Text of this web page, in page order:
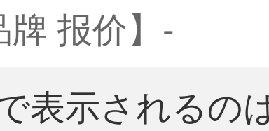
报价】-
表示されるの